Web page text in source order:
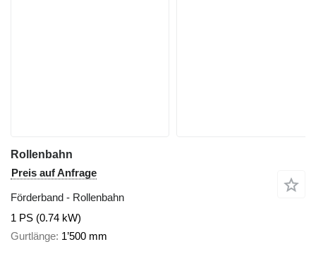
Rollenbahn
Preis auf Anfrage
Förderband - Rollenbahn
1 PS (0.74 kW)
Gurtlänge 1’500 mm